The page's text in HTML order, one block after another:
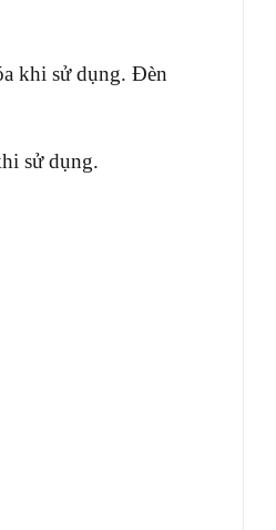
khi sử dụng. Đèn
sử dụng.